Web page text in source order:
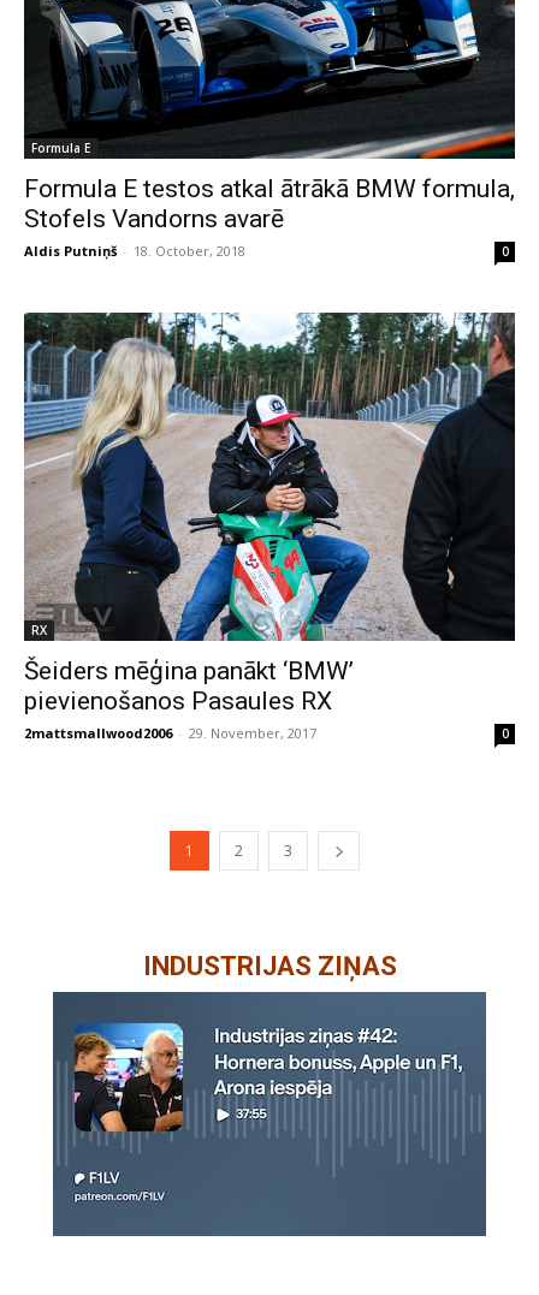
Formula E
Formula E testos atkal ātrākā BMW formula,
Stofels Vandorns avarē
Aldis Putniņš - 18. October, 2018 0
RX
Šeiders mēģina panākt ‘BMW’
pievienošanos Pasaules RX
2mattsmallwood2006 - 29. November, 2017 0
1 2 3
INDUSTRIJAS ZIŅAS